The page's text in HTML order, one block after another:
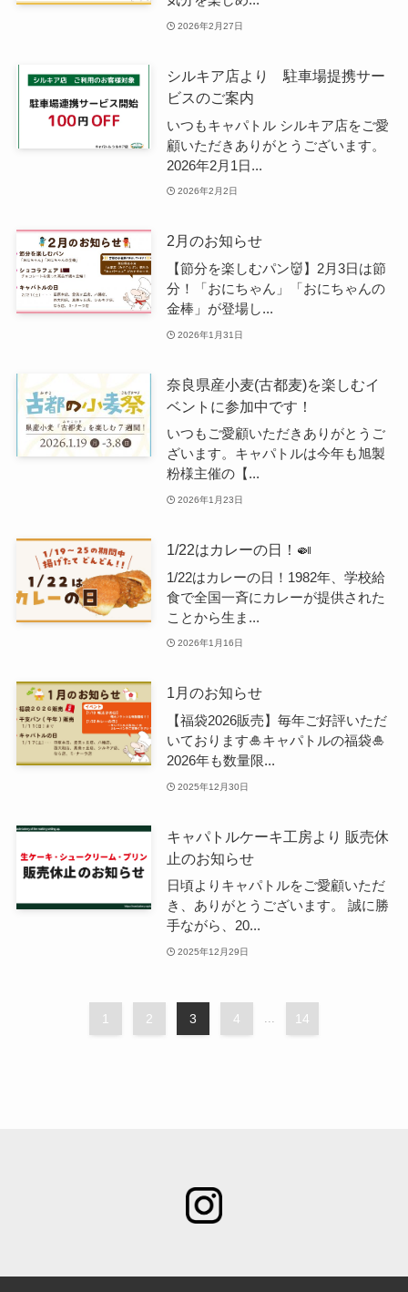
2026年2月27日
シルキア店より 駐車場提携サー
ビスのご案内
いつもキャパトル シルキア店をご愛
顧いただきありがとうございます。
2026年2月1日...
2026年2月2日
2月のお知らせ
【節分を楽しむパン👹】2月3日は節
分！「おにちゃん」「おにちゃんの
金棒」が登場し...
2026年1月31日
奈良県産小麦(古都麦)を楽しむイ
ベントに参加中です！
いつもご愛顧いただきありがとうご
ざいます。キャパトルは今年も旭製
粉様主催の【...
2026年1月23日
1/22はカレーの日！🍛
1/22はカレーの日！1982年、学校給
食で全国一斉にカレーが提供された
ことから生ま...
2026年1月16日
1月のお知らせ
【福袋2026販売】毎年ご好評いただ
いております🎍キャパトルの福袋🎍
2026年も数量限...
2025年12月30日
キャパトルケーキ工房より 販売休
止のお知らせ
日頃よりキャパトルをご愛顧いただ
き、ありがとうございます。 誠に勝
手ながら、20...
2025年12月29日
1 2 3 4 14